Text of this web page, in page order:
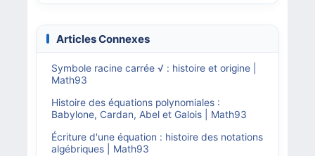
Articles Connexes
Symbole racine carrée √ : histoire et origine |
Math93
Histoire des équations polynomiales :
Babylone, Cardan, Abel et Galois | Math93
Écriture d'une équation : histoire des notations
algébriques | Math93